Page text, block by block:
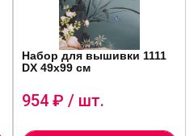
Набор для вышивки 1111
DX 49х99 см
954 ₽ / шт.